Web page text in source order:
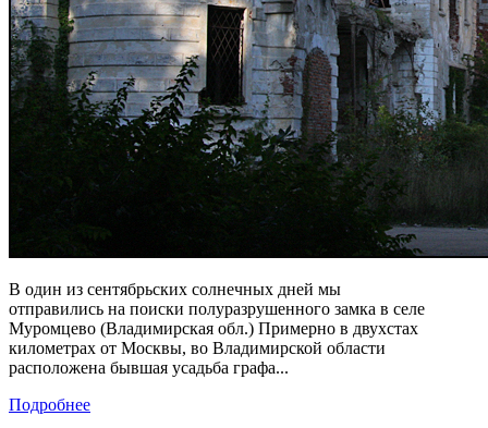
В один из сентябрьских солнечных дней мы
отправились на поиски полуразрушенного замка в селе
Муромцево (Владимирская обл.) Примерно в двухстах
километрах от Москвы, во Владимирской области
расположена бывшая усадьба графа...
Подробнее